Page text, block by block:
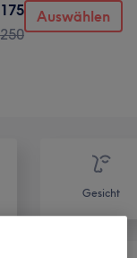
Auswählen
Gesicht